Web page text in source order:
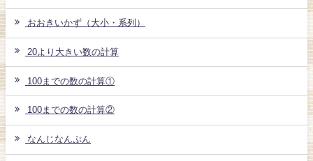
おおきいかず（大小・系列）
20より大きい数の計算
100までの数の計算①
100までの数の計算②
なんじなんぷん